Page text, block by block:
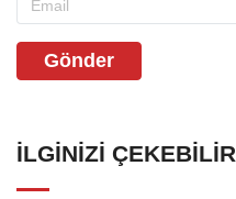
Gönder
İLGINIZI ÇEKEBILIR